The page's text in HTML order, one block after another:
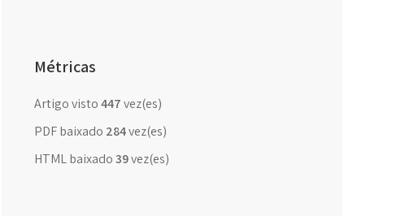
Métricas
Artigo visto447vez(es)
PDF baixado 284vez(es)
HTML baixado 39vez(es)